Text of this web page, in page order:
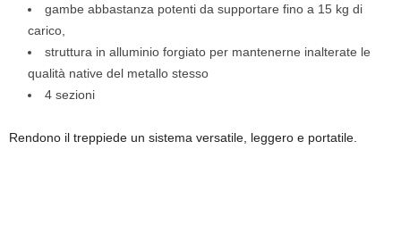
gambe abbastanza potenti da supportare fino a 15 kg di
carico,
struttura in alluminio forgiato per mantenerne inalterate le
qualità native del metallo stesso
4 sezioni
Rendono il treppiede un sistema versatile, leggero e portatile.